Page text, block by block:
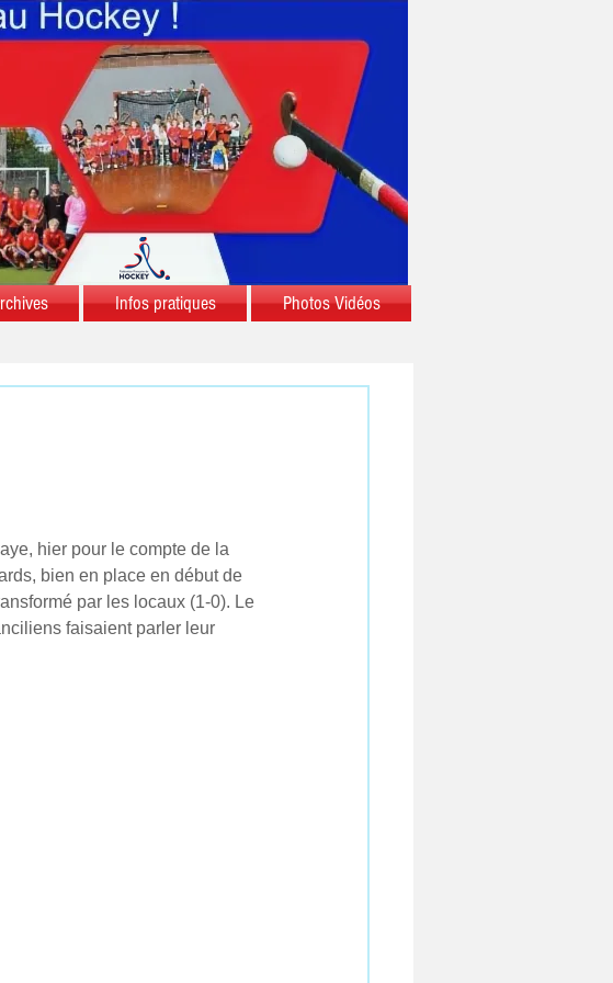
Infos pratiques Photos Vidéos
hier pour le compte de la
bien en place en début de
par les locaux (1-0). Le
faisaient parler leur